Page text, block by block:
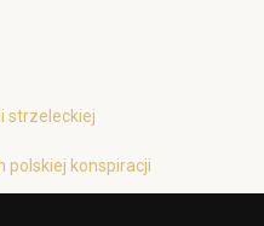
strzeleckiej
polskiej konspiracji